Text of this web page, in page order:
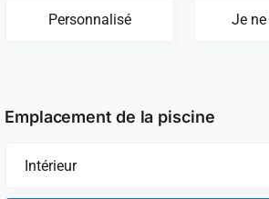
Personnalisé Je
Emplacement de la piscine
Intérieur